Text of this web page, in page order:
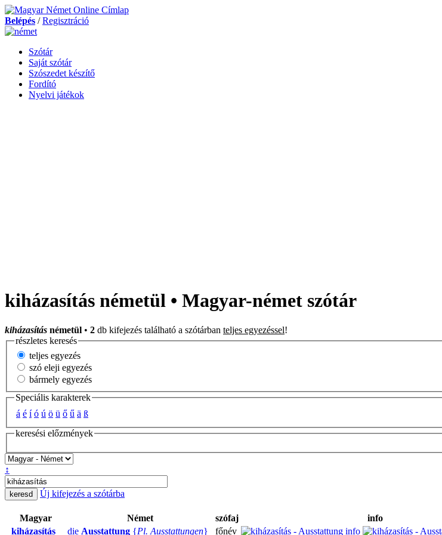
Belépés /Regisztráció
Szótár
Saját szótár
Szószedet készítő
Fordító
Nyelvi játékok
kiházasítás németül • Magyar-német szótár
kiházasítás németül • 2 db kifejezés található a szótárban teljes egyezéssel!
részletes keresés
teljes egyezés
szó eleji egyezés
bármely egyezés
Speciális karakterek
á é í ó ú ö ü ő ű ä ß
keresési előzmények
↕
Új kifejezés a szótárba
Magyar Német szófaj
info
kiházasítás
die Ausstattung {Pl. Ausstattungen} főnév